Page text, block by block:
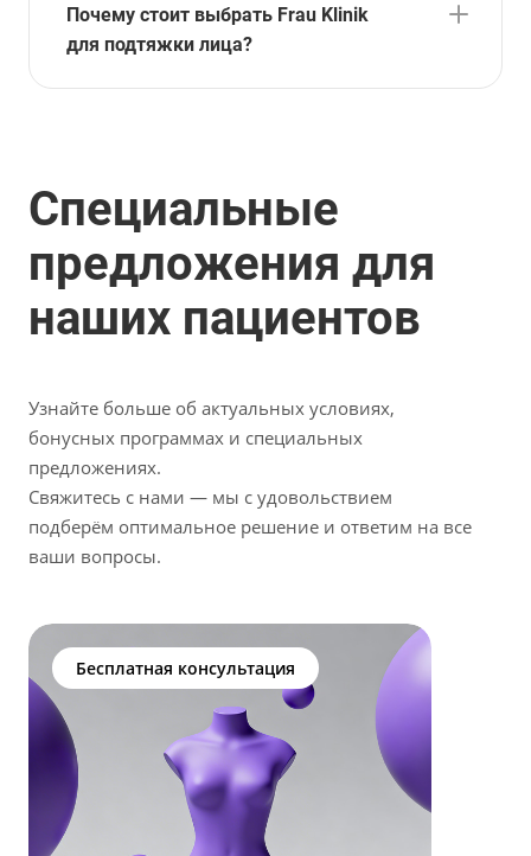
Почему стоит выбрать Frau Klinik
для подтяжки лица?
Специальные
предложения для
наших пациентов
Узнайте больше об актуальных условиях,
бонусных программах и специальных
предложениях.
Свяжитесь с нами — мы с удовольствием
подберём оптимальное решение и ответим на все
ваши вопросы.
Бесплатная консультация